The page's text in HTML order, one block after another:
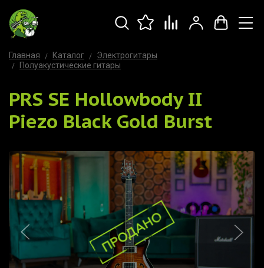
Главная Каталог
Электрогитары
Полуакустические гитары
PRS SE Hollowbody II
Piezo Black Gold Burst